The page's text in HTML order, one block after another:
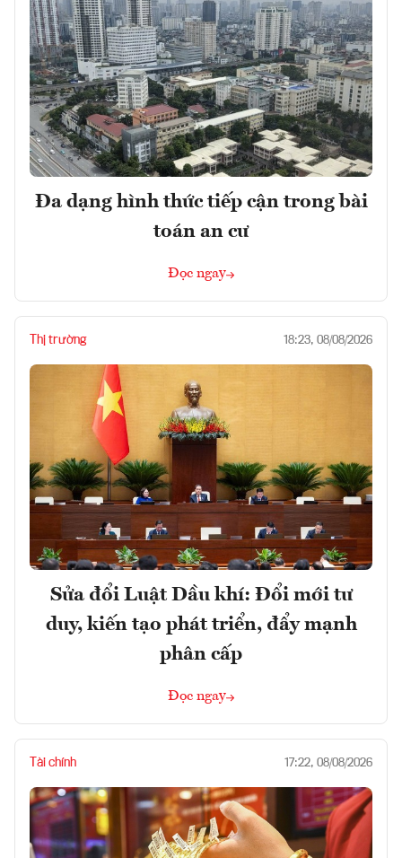
Đa dạng hình thức tiếp cận trong bài
toán an cư
Đọc ngay
Thị trường 18:23, 08/08/2026
Sửa đổi Luật Dầu khí: Đổi mới tư
duy, kiến tạo phát triển, đẩy mạnh
phân cấp
Đọc ngay
Tài chính 17:22, 08/08/2026